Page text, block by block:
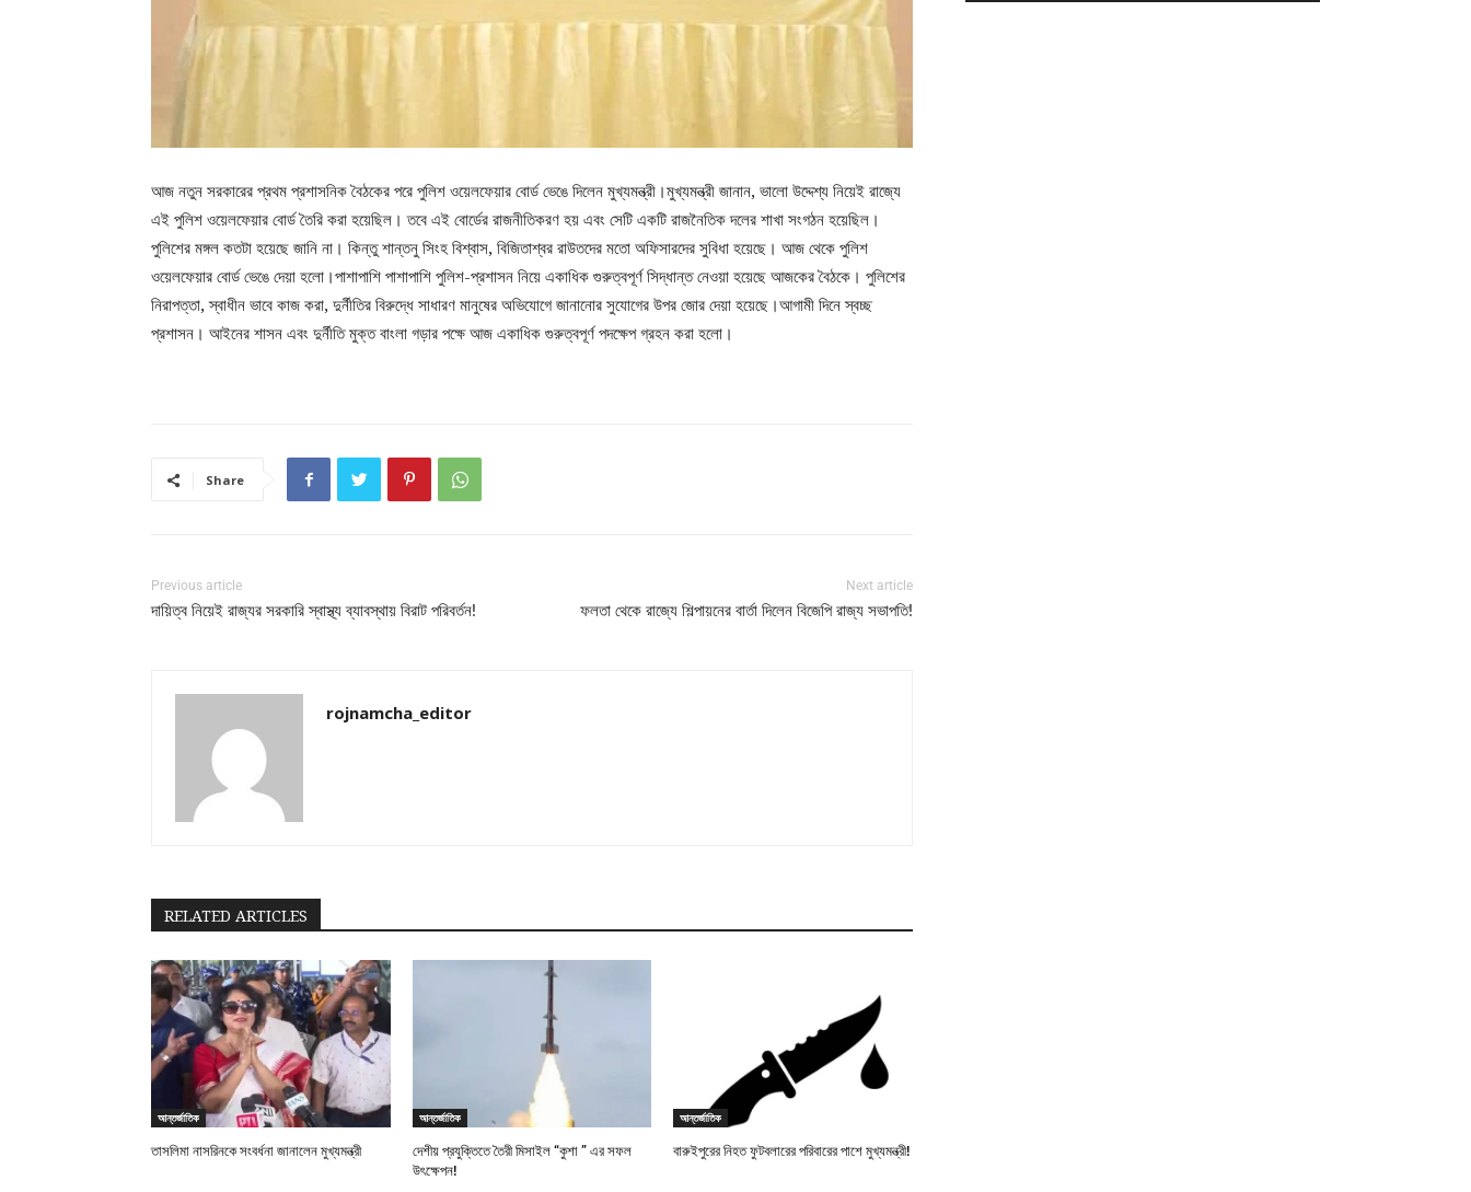
আজ নতুন সরকারের প্রথম প্রশাসনিক বৈঠকের পরে পুলিশ ওয়েলফেয়ার বোর্ড ভেঙে দিলেন মুখ্যমন্ত্রী।মুখ্যমন্ত্রী জানান, ভালো উদ্দেশ্য নিয়েই রাজ্যে
এই পুলিশ ওয়েলফেয়ার বোর্ড তৈরি করা হয়েছিল। তবে এই বোর্ডের রাজনীতিকরণ হয় এবং সেটি একটি রাজনৈতিক দলের শাখা সংগঠন হয়েছিল।
পুলিশের মঙ্গল কতটা হয়েছে জানি না। কিন্তু শান্তনু সিংহ বিশ্বাস, বিজিতাশ্বর রাউতদের মতো অফিসারদের সুবিধা হয়েছে। আজ থেকে পুলিশ
ওয়েলফেয়ার বোর্ড ভেঙে দেয়া হলো।পাশাপাশি পাশাপাশি পুলিশ-প্রশাসন নিয়ে একাধিক গুরুত্বপূর্ণ সিদ্ধান্ত নেওয়া হয়েছে আজকের বৈঠকে। পুলিশের
নিরাপত্তা, স্বাধীন ভাবে কাজ করা, দুর্নীতির বিরুদ্ধে সাধারণ মানুষের অভিযোগে জানানোর সুযোগের উপর জোর দেয়া হয়েছে।আগামী দিনে স্বচ্ছ
প্রশাসন। আইনের শাসন এবং দুর্নীতি মুক্ত বাংলা গড়ার পক্ষে আজ একাধিক গুরুত্বপূর্ণ পদক্ষেপ গ্রহন করা হলো।
Share
Previous article
দায়িত্ব নিয়েই রাজ্যর সরকারি স্বাস্থ্য ব্যাবস্থায় বিরাট পরিবর্তন!
Next article
ফলতা থেকে রাজ্যে শিল্পায়নের বার্তা দিলেন বিজেপি রাজ্য সভাপতি!
rojnamcha_editor
RELATED ARTICLES
আন্তর্জাতিক
তাসলিমা নাসরিনকে সংবর্ধনা জানালেন মুখ্যমন্ত্রী
আন্তর্জাতিক
দেশীয় প্রযুক্তিতে তৈরী মিসাইল “কুশা ” এর সফল
উৎক্ষেপন!
আন্তর্জাতিক
বারুইপুরের নিহত ফুটবলারের পরিবারের পাশে মুখ্যমন্ত্রী!